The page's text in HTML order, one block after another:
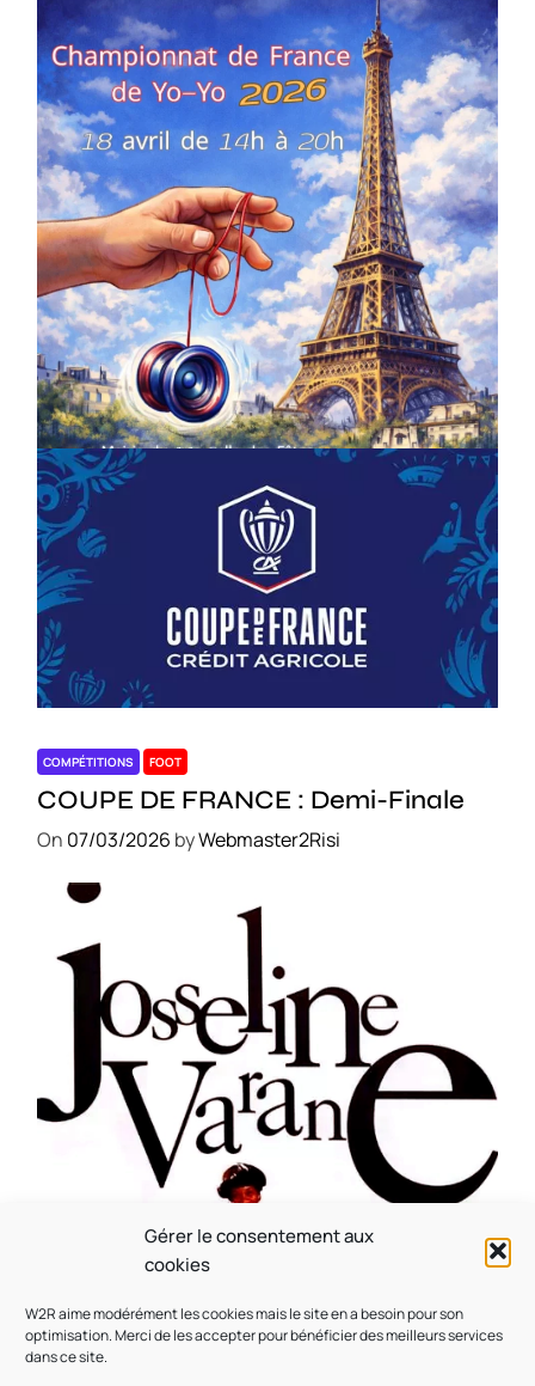
Gérer le consentement aux
cookies
W2R aime modérément les cookies mais le site en a besoin pour son
optimisation. Merci de les accepter pour bénéficier des meilleurs services
dans ce site.
COMPÉTITIONS CULTURE EN FAMILLE JEUNESSE & SPORTS
Championnat de France de la FYYA
le 18 avril – Paris 14e
On18/03/2026byWebmaster2Risi
COMPÉTITIONS FOOT
COUPE DE FRANCE : Demi-Finale
On 07/03/2026 byWebmaster2Risi
Souvenir : 1996
05/03/2026byWebmaster2Risi